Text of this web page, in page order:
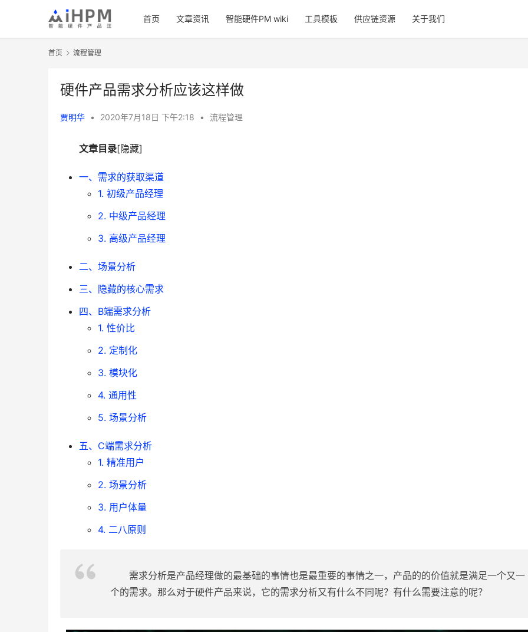
首页 文章资讯 智能硬件PM wiki 工具模板 供应链资源 关于我们
首页 流程管理
硬件产品需求分析应该这样做
贾明华 • 2020年7月18日 下午2:18 • 流程管理
文章目录[隐藏]
一、需求的获取渠道
1. 初级产品经理
2. 中级产品经理
3. 高级产品经理
二、场景分析
三、隐藏的核心需求
四、B端需求分析
1. 性价比
2. 定制化
3. 模块化
4. 通用性
5. 场景分析
五、C端需求分析
1. 精准用户
2. 场景分析
3. 用户体量
4. 二八原则
需求分析是产品经理做的最基础的事情也是最重要的事情之一，产品的的价值就是满足一个又一
个的需求。那么对于硬件产品来说，它的需求分析又有什么不同呢？有什么需要注意的呢？